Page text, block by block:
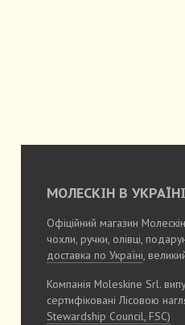
МОЛЕСКІН В УКРАЇНІ
Офіційний магазин
чохли, ручки, олівці,
доставка по Україні,
Компанія Moleskine Srl.
сертифіковані Лісовою
Stewardship Council, FSC)